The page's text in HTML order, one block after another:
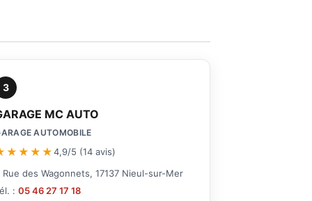
3
MC AUTO
AUTOMOBILE
4,9/5 (14 avis)
Rue des Wagonnets, 17137 Nieul-sur-Mer
:05 46 27 17 18